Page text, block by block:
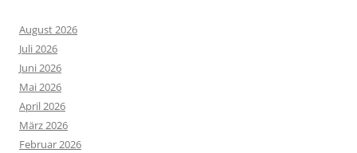
August 2026
Juli 2026
Juni 2026
Mai 2026
April 2026
März 2026
Februar 2026